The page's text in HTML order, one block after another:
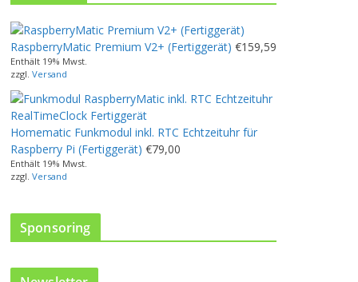
t
w
e
i
s
t
m
e
h
r
r
V
RaspberryMatic Premium V2+ (Fertiggerät) €159,59
Enthält 19% Mwst.
zzgl. Versand
Homematic Funkmodul inkl. RTC Echtzeituhr für
Raspberry Pi (Fertiggerät) €79,00
Enthält 19% Mwst.
zzgl. Versand
Sponsoring